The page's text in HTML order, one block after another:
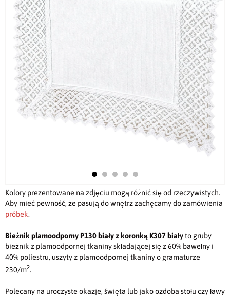
Kolory prezentowane na zdjęciu mogą różnić się od rzeczywistych.
Aby mieć pewność, że pasują do wnętrz zachęcamy do zamówienia
próbek.
Bieżnik plamoodporny P130 biały z koronką K307 białyto gruby
bieżnik z plamoodpornej tkaniny składającej się z 60% bawełny i
40% poliestru, uszyty z plamoodpornej tkaniny o gramaturze
230/m2.
Polecany na uroczyste okazje, święta lub jako ozdoba stołu czy ławy